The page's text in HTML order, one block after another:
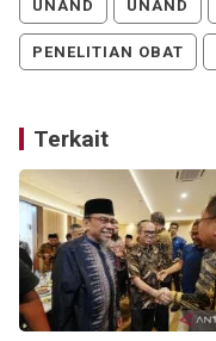
UNAND UNAND
PENELITIAN OBAT
Terkait